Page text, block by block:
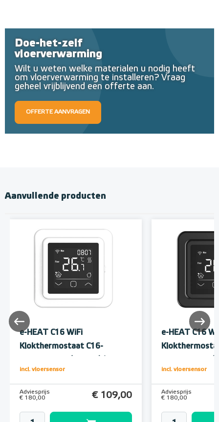
Doe-het-zelf
vloerverwarming
Wilt u weten welke materialen u nodig heeft
om vloerverwarming te installeren? Vraag
geheel vrijblijvend een offerte aan.
OFFERTE AANVRAGEN
Aanvullende producten
e-HEAT C16 WiFi
Klokthermostaat C16-
9010 Wit
incl. vloersensor
Adviesprijs
€ 180,00
€ 109,00
e-HEAT C16
9011 Zwart
incl. vloersensor
Adviesprijs
€ 180,00